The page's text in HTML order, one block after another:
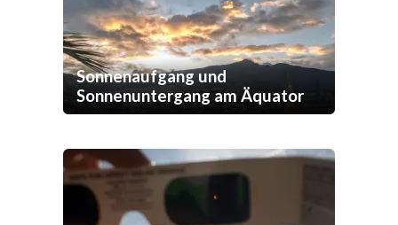
Sonnenaufgang und
Sonnenuntergang am Äquator